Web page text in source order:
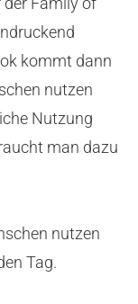
kommt dann
nutzen
Nutzung
man dazu
nutzen
Tag.